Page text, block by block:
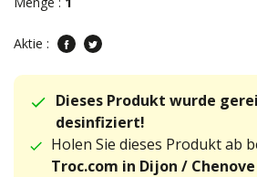
Aktie :
Dieses Produkt wurde
desinfiziert!
Holen Sie dieses Produkt ab
Troc.com in Dijon / Chenove